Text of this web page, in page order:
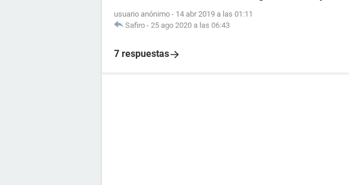
usuario anónimo - 14 abr 2019 a las 01:11
Safiro - 25 ago 2020 a las 06:43
7 respuestas